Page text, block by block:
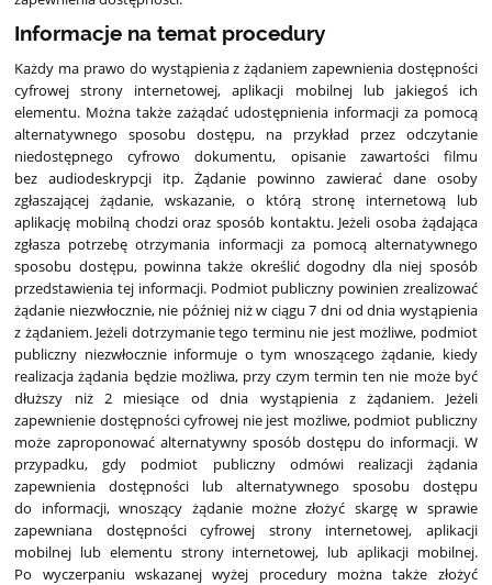
Informacje na temat procedury
Każdy ma prawo do wystąpienia z żądaniem zapewnienia dostępności
cyfrowej strony internetowej, aplikacji mobilnej lub jakiegoś ich
elementu. Można także zażądać udostępnienia informacji za pomocą
alternatywnego sposobu dostępu, na przykład przez odczytanie
niedostępnego cyfrowo dokumentu, opisanie zawartości filmu
bez audiodeskrypcji itp. Żądanie powinno zawierać dane osoby
zgłaszającej żądanie, wskazanie, o którą stronę internetową lub
aplikację mobilną chodzi oraz sposób kontaktu. Jeżeli osoba żądająca
zgłasza potrzebę otrzymania informacji za pomocą alternatywnego
sposobu dostępu, powinna także określić dogodny dla niej sposób
przedstawienia tej informacji. Podmiot publiczny powinien zrealizować
żądanie niezwłocznie, nie później niż w ciągu 7 dni od dnia wystąpienia
z żądaniem. Jeżeli dotrzymanie tego terminu nie jest możliwe, podmiot
publiczny niezwłocznie informuje o tym wnoszącego żądanie, kiedy
realizacja żądania będzie możliwa, przy czym termin ten nie może być
dłuższy niż 2 miesiące od dnia wystąpienia z żądaniem. Jeżeli
zapewnienie dostępności cyfrowej nie jest możliwe, podmiot publiczny
może zaproponować alternatywny sposób dostępu do informacji. W
przypadku, gdy podmiot publiczny odmówi realizacji żądania
zapewnienia dostępności lub alternatywnego sposobu dostępu
do informacji, wnoszący żądanie możne złożyć skargę w sprawie
zapewniana dostępności cyfrowej strony internetowej, aplikacji
mobilnej lub elementu strony internetowej, lub aplikacji mobilnej.
Po wyczerpaniu wskazanej wyżej procedury można także złożyć